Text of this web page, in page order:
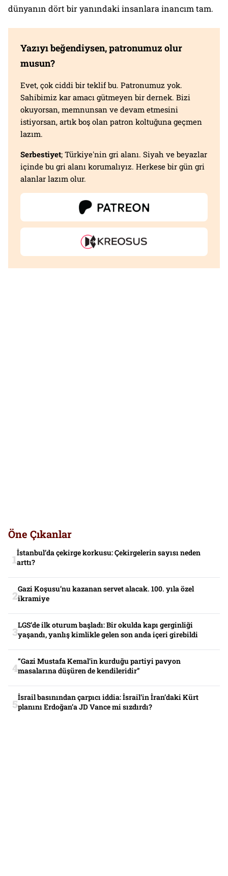
dünyanın dört bir yanındaki insanlara inancım tam.
Yazıyı beğendiysen, patronumuz olur
musun?
Evet, çok ciddi bir teklif bu. Patronumuz yok.
Sahibimiz kar amacı gütmeyen bir dernek. Bizi
okuyorsan, memnunsan ve devam etmesini
istiyorsan, artık boş olan patron koltuğuna geçmen
lazım.
Serbestiyet; Türkiye'nin gri alanı. Siyah ve beyazlar
içinde bu gri alanı korumalıyız. Herkese bir gün gri
alanlar lazım olur.
Öne Çıkanlar
İstanbul’da çekirge korkusu: Çekirgelerin sayısı neden
arttı?
Gazi Koşusu’nu kazanan servet alacak. 100. yıla özel
ikramiye
LGS’de ilk oturum başladı: Bir okulda kapı gerginliği
yaşandı, yanlış kimlikle gelen son anda içeri girebildi
“Gazi Mustafa Kemal’in kurduğu partiyi pavyon
masalarına düşüren de kendileridir”
İsrail basınından çarpıcı iddia: İsrail’in İran’daki Kürt
planını Erdoğan’a JD Vance mi sızdırdı?